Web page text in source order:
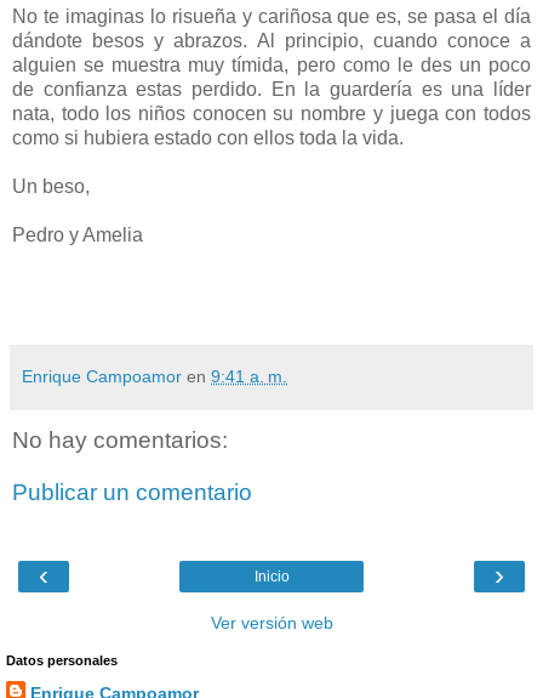
No te imaginas lo risueña y cariñosa que es, se pasa el día
dándote besos y abrazos. Al principio, cuando conoce a
alguien se muestra muy tímida, pero como le des un poco
de confianza estas perdido. En la guardería es una líder
nata, todo los niños conocen su nombre y juega con todos
como si hubiera estado con ellos toda la vida.
Un beso,
Pedro y Amelia
Enrique Campoamor en 9:41 a. m.
No hay comentarios:
Publicar un comentario
‹ ›
Inicio
Ver versión web
Datos personales
Enrique Campoamor